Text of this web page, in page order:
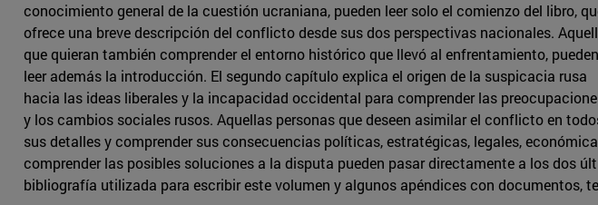
conocimiento general de la cuestión ucraniana, pueden leer solo el comienzo del libro,
ofrece una breve descripción del conflicto desde sus dos perspectivas nacionales.
que quieran también comprender el entorno histórico que llevó al enfrentamiento, pueden
leer además la introducción. El segundo capítulo explica el origen de la suspicacia rusa
hacia las ideas liberales y la incapacidad occidental para comprender las
y los cambios sociales rusos. Aquellas personas que deseen asimilar el conflicto en
sus detalles y comprender sus consecuencias políticas, estratégicas, legales,
comprender las posibles soluciones a la disputa pueden pasar directamente a los dos
bibliografía utilizada para escribir este volumen y algunos apéndices con documentos,